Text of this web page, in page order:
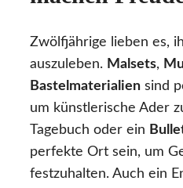
Zwölfjährige lieben es,
auszuleben. Malsets,
Bastelmaterialien sind
um künstlerische Ader
Tagebuch oder ein
perfekte Ort sein, um
festzuhalten. Auch ein